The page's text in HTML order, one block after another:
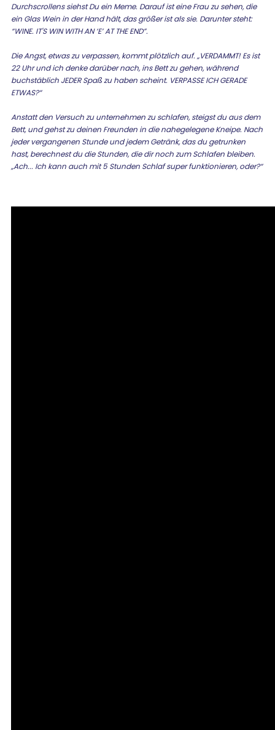
Durchscrollens siehst Du ein Meme. Darauf ist eine Frau zu sehen, die
ein Glas Wein in der Hand hält, das größer ist als sie. Darunter steht:
“WINE. IT'S WIN WITH AN ‘E’ AT THE END”.
Die Angst, etwas zu verpassen, kommt plötzlich auf. „VERDAMMT! Es ist
22 Uhr und ich denke darüber nach, ins Bett zu gehen, während
buchstäblich JEDER Spaß zu haben scheint. VERPASSE ICH GERADE
ETWAS?“
Anstatt den Versuch zu unternehmen zu schlafen, steigst du aus dem
Bett, und gehst zu deinen Freunden in die nahegelegene Kneipe. Nach
jeder vergangenen Stunde und jedem Getränk, das du getrunken
hast, berechnest du die Stunden, die dir noch zum Schlafen bleiben.
„Ach... Ich kann auch mit 5 Stunden Schlaf super funktionieren, oder?“